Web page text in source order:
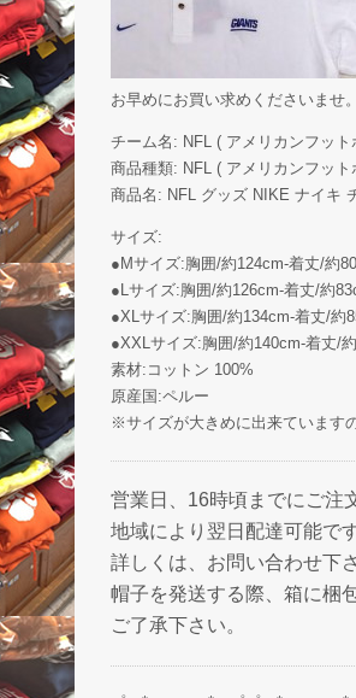
お早めにお買い求めくださいませ。
チーム名: NFL ( アメリカンフッ
商品種類: NFL ( アメリカンフッ
商品名: NFL グッズ NIKE ナイキ
サイズ:
●Mサイズ:胸囲/約124cm-着丈/約
●Lサイズ:胸囲/約126cm-着丈/約
●XLサイズ:胸囲/約134cm-着丈/約
●XXLサイズ:胸囲/約140cm-着丈/
素材:コットン 100%
原産国:ペルー
※サイズが大きめに出来ています
営業日、16時頃までにご注
地域により翌日配達可能で
詳しくは、お問い合わせ下
帽子を発送する際、箱に梱
ご了承下さい。